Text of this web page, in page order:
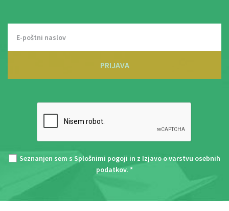
PRIJAVA
Seznanjen sem s Splošnimi pogoji in z Izjavo o varstvu osebnih
podatkov. *